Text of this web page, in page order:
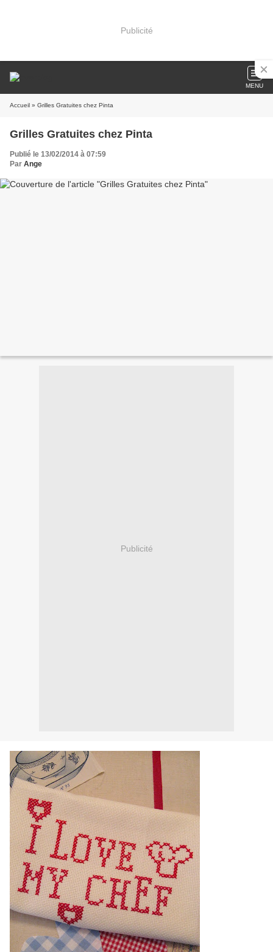
Publicité
MENU
Accueil » Grilles Gratuites chez Pinta
Grilles Gratuites chez Pinta
Publié le 13/02/2014 à 07:59
Par Ange
Publicité